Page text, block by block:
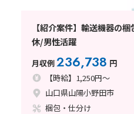
【紹介案件】輸送機器の
休/男性活躍
月収例236,738 円
【時給】1,250円～
山口県山陽小野田市
梱包・仕分け